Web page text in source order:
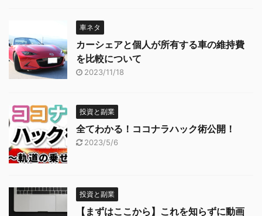
車ネタ
カーシェアと個人が所有する車の維持費
を比較について
2023/11/18
投資と副業
全てわかる！ココナラハック術公開！
2023/5/6
投資と副業
【まずはここから】これを知らずに動画